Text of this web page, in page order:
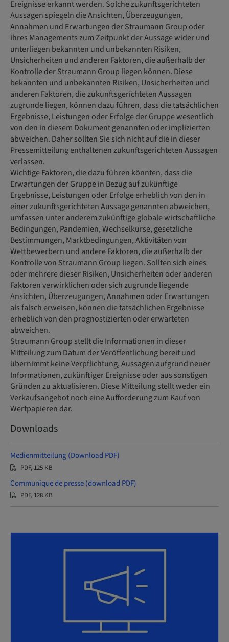
Ereignisse erkannt werden. Solche zukunftsgerichteten
Aussagen spiegeln die Ansichten, Überzeugungen,
Annahmen und Erwartungen der Straumann Group oder
ihres Managements zum Zeitpunkt der Aussage wider und
unterliegen bekannten und unbekannten Risiken,
Unsicherheiten und anderen Faktoren, die außerhalb der
Kontrolle der Straumann Group liegen können. Diese
bekannten und unbekannten Risiken, Unsicherheiten und
anderen Faktoren, die zukunftsgerichteten Aussagen
zugrunde liegen, können dazu führen, dass die tatsächlichen
Ergebnisse, Leistungen oder Erfolge der Gruppe wesentlich
von den in diesem Dokument genannten oder implizierten
abweichen. Daher sollten Sie sich nicht auf die in dieser
Pressemitteilung enthaltenen zukunftsgerichteten Aussagen
verlassen.
Wichtige Faktoren, die dazu führen könnten, dass die
Erwartungen der Gruppe in Bezug auf zukünftige
Ergebnisse, Leistungen oder Erfolge erheblich von den in
einer zukunftsgerichteten Aussage genannten abweichen,
umfassen unter anderem zukünftige globale wirtschaftliche
Bedingungen, Pandemien, Wechselkurse, gesetzliche
Bestimmungen, Marktbedingungen, Aktivitäten von
Wettbewerbern und andere Faktoren, die außerhalb der
Kontrolle von Straumann Group liegen. Sollten sich eines
oder mehrere dieser Risiken, Unsicherheiten oder anderen
Faktoren verwirklichen oder sich zugrunde liegende
Ansichten, Überzeugungen, Annahmen oder Erwartungen
als falsch erweisen, können die tatsächlichen Ergebnisse
erheblich von den prognostizierten oder erwarteten
abweichen.
Straumann Group stellt die Informationen in dieser
Mitteilung zum Datum der Veröffentlichung bereit und
übernimmt keine Verpflichtung, Aussagen aufgrund neuer
Informationen, zukünftiger Ereignisse oder aus sonstigen
Gründen zu aktualisieren. Diese Mitteilung stellt weder ein
Verkaufsangebot noch eine Aufforderung zum Kauf von
Wertpapieren dar.
Downloads
Medienmitteilung (Download PDF)
PDF, 125 KB
Communique de presse (download PDF)
PDF, 128 KB